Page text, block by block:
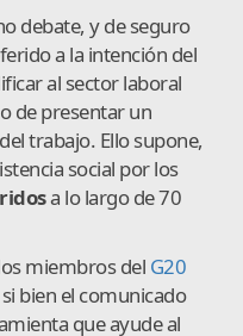
debate, y de seguro
a la intención del
al sector laboral
de presentar un
trabajo. Ello supone,
social por los
a lo largo de 70
miembros del G20
bien el comunicado
que ayude al